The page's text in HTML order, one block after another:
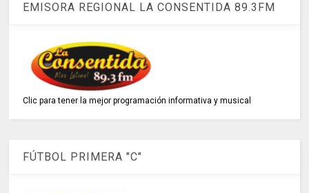
EMISORA REGIONAL LA CONSENTIDA 89.3FM
Clic para tener la mejor programación informativa y musical
FÚTBOL PRIMERA "C"